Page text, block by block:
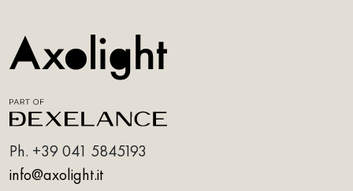
Ph. +39 041 5845193
info@axolight.it